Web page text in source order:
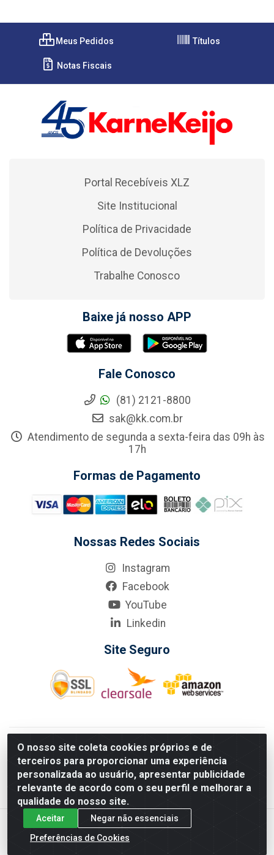
O nosso site coleta cookies próprios e de
terceiros para proporcionar uma experiência
personalizada ao usuário, apresentar publicidade
relevante de acordo com o seu perfil e melhorar a
qualidade do nosso site.
Aceitar
Negar não essenciais
Preferências de Cookies
Meus Pedidos Títulos
Notas Fiscais
Portal Recebíveis XLZ
Site Institucional
Política de Privacidade
Política de Devoluções
Trabalhe Conosco
Baixe já nosso APP
Fale Conosco
(81) 2121-8800
sak@kk.com.br
Atendimento de segunda a sexta-feira das 09h às
17h
Formas de Pagamento
Nossas Redes Sociais
Instagram
Facebook
YouTube
Linkedin
Site Seguro
KarneKeijo Logistica Integrada LTDA - Rod. Br-101 Sul, nº3700
- Barro, Recife/PE, 50900-400 CNPJ: 24.150.377/0001-95
Estados atendidos pela KarneKeijo: PE, PB e RN.